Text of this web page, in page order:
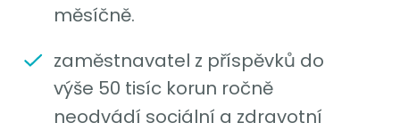
měsíčně.
zaměstnavatel z příspěvků do
výše 50 tisíc korun ročně
neodvádí sociální a zdravotní